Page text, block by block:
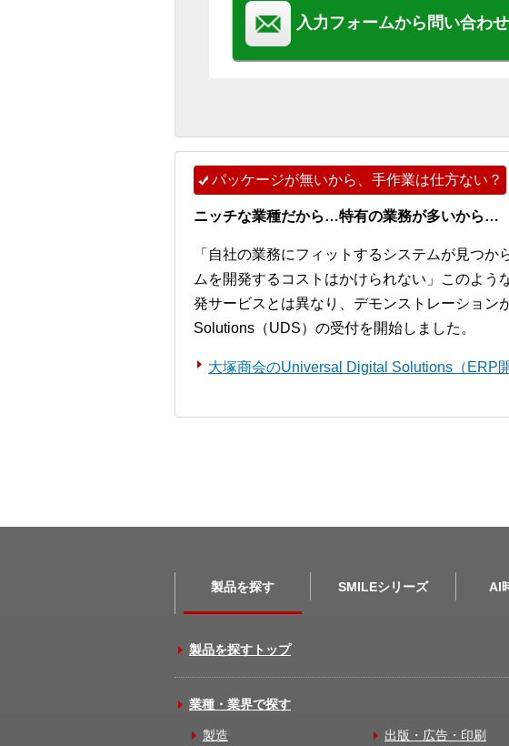
入力フォームから問い合わ
パッケージが無いから、手作業は仕方ない？
ニッチな業種だから…特有の業務が多いから…
「自社の業務にフィットするシステムが見つ
ムを開発するコストはかけられない」このよう
発サービスとは異なり、デモンストレーション
Solutions（UDS）の受付を開始しました。
大塚商会のUniversal Digital Solutions（ERP
製品を探す SMILEシリーズ AI
製品を探すトップ
業種・業界で探す
製造 出版・広告・印刷